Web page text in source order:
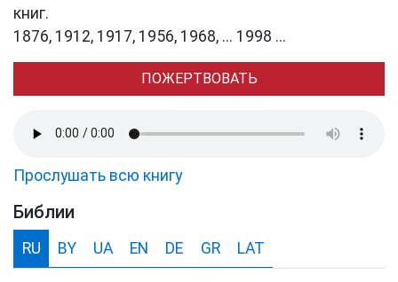
книг.
1876, 1912, 1917, 1956, 1968, ... 1998 ...
ПОЖЕРТВОВАТЬ
Прослушать всю книгу
Библии
RU BY UA EN DE GR LAT